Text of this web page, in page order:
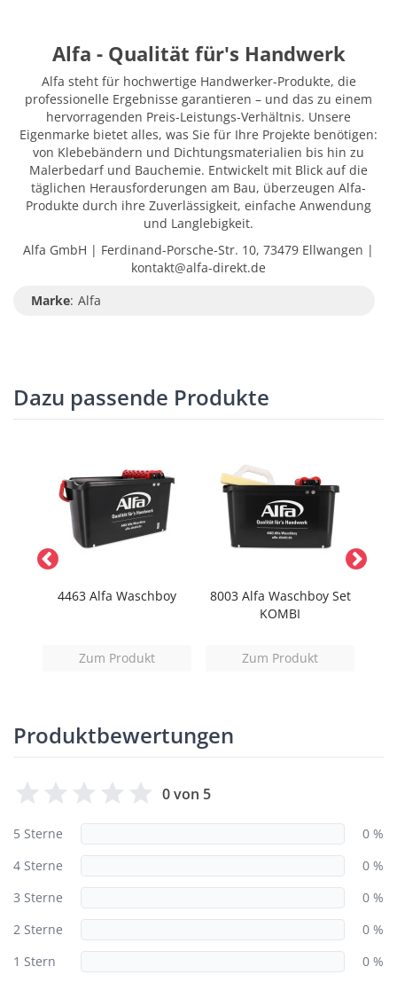
Alfa - Qualität für's Handwerk
Alfa steht für hochwertige Handwerker-Produkte, die
professionelle Ergebnisse garantieren – und das zu einem
hervorragenden Preis-Leistungs-Verhältnis. Unsere
Eigenmarke bietet alles, was Sie für Ihre Projekte benötigen:
von Klebebändern und Dichtungsmaterialien bis hin zu
Malerbedarf und Bauchemie. Entwickelt mit Blick auf die
täglichen Herausforderungen am Bau, überzeugen Alfa-
Produkte durch ihre Zuverlässigkeit, einfache Anwendung
und Langlebigkeit.
Alfa GmbH | Ferdinand-Porsche-Str. 10, 73479 Ellwangen |
kontakt@alfa-direkt.de
Marke: Alfa
Dazu passende Produkte
4463 Alfa Waschboy
Zum Produkt
8003 Alfa Waschboy Set
KOMBI
Zum Produkt
Produktbewertungen
0 von 5
5 Sterne
0 %
4 Sterne
0 %
3 Sterne
0 %
2 Sterne
0 %
1 Stern
0 %